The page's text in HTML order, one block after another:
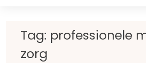
Tag: professionele
zorg